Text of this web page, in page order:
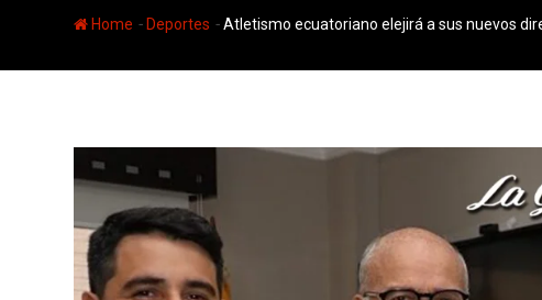
Home - Deportes -Atletismo ecuatoriano elejirá a sus nuevos